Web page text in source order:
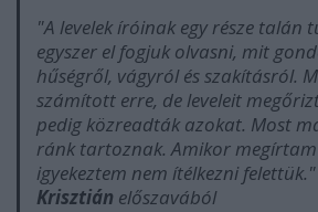
"A levelek íróinak egy része talán
egyszer el fogjuk olvasni, mit
hűségről, vágyról és szakításról.
számított erre, de leveleit
pedig közreadták azokat. Most
ránk tartoznak. Amikor
igyekeztem nem ítélkezni felettük."
Krisztián előszavából